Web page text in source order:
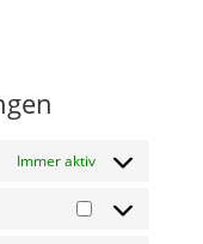
Immer aktiv
Vorlieben